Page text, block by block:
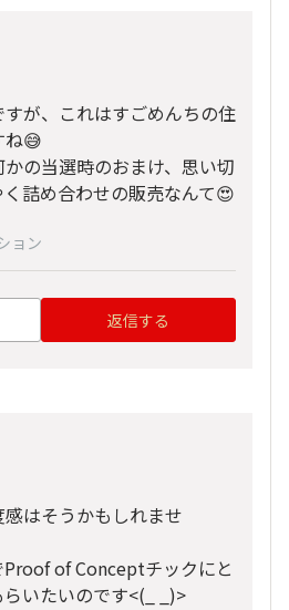
が、これはすごめんちの住
ね😅
の当選時のおまけ、思い切
詰め合わせの販売なんて😍
ョン
返信する
はそうかもしれませ
of Conceptチックにと
いたいのです<(_ _)>